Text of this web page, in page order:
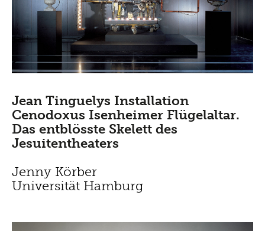
Jean Tinguelys Installation
Cenodoxus Isenheimer Flügelaltar.
Das entblösste Skelett des
Jesuitentheaters
Jenny Körber
Universität Hamburg